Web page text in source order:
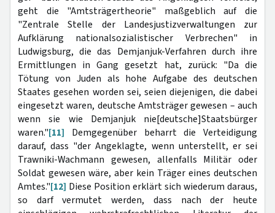
geht die "Amtsträgertheorie" maßgeblich auf die
"Zentrale Stelle der Landesjustizverwaltungen zur
Aufklärung nationalsozialistischer Verbrechen" in
Ludwigsburg, die das Demjanjuk-Verfahren durch ihre
Ermittlungen in Gang gesetzt hat, zurück: "Da die
Tötung von Juden als hohe Aufgabe des deutschen
Staates gesehen worden sei, seien diejenigen, die dabei
eingesetzt waren, deutsche Amtsträger gewesen – auch
wenn sie wie Demjanjuk nie[deutsche]Staatsbürger
waren."[11] Demgegenüber beharrt die Verteidigung
darauf, dass "der Angeklagte, wenn unterstellt, er sei
Trawniki-Wachmann gewesen, allenfalls Militär oder
Soldat gewesen wäre, aber kein Träger eines deutschen
Amtes."[12] Diese Position erklärt sich wiederum daraus,
so darf vermutet werden, dass nach der heute